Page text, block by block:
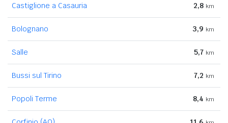
Castiglione a Casauria 2,8 km
Bolognano 3,9 km
Salle 5,7 km
Bussi sul Tirino 7,2 km
Popoli Terme 8,4 km